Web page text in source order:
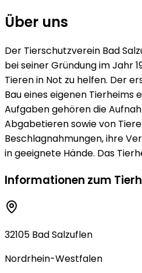
Über uns
Der Tierschutzverein Bad
bei seiner Gründung im Jahr
Tieren in Not zu helfen. Der
Bau eines eigenen Tierheims
Aufgaben gehören die
Abgabetieren sowie von
Beschlagnahmungen, ihre
in geeignete Hände. Das
Informationen zum
32105 Bad Salzuflen
Nordrhein-Westfalen